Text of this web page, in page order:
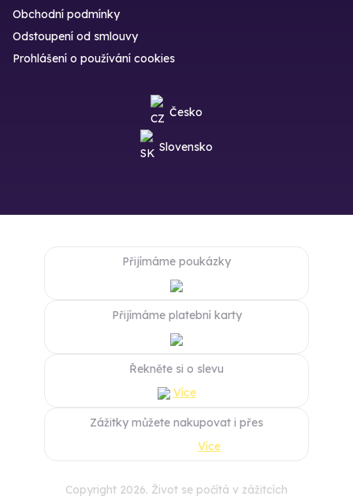
Obchodní podmínky
Odstoupení od smlouvy
Prohlášení o používání cookies
Česko
Slovensko
Přijímáme poukázky
Přijímáme platební karty
Řekněte si o slevu
Více
Zážitky můžete nakupovat i přes
Více
Copyright 2026. Život se počítá v zážitcích